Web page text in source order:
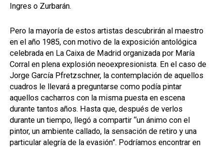
Ingres o Zurbarán.
Pero la mayoría de estos artistas descubrirán al maestro
en el año 1985, con motivo de la exposición antológica
celebrada en La Caixa de Madrid organizada por María
Corral en plena explosión neoexpresionista. En el caso de
Jorge García Pfretzschner, la contemplación de aquellos
cuadros le llevará a preguntarse como podía pintar
aquellos cacharros con la misma puesta en escena
durante tantos años. Hasta que, después de verlos
durante un tiempo, llegó a compartir “un ánimo con el
pintor, un ambiente callado, la sensación de retiro y una
particular alegría de la evasión”. Podríamos encontrar en